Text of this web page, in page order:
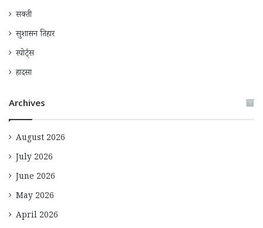
सक्ती
सुशासन तिहार
स्पोर्ट्स
हादसा
Archives
August 2026
July 2026
June 2026
May 2026
April 2026